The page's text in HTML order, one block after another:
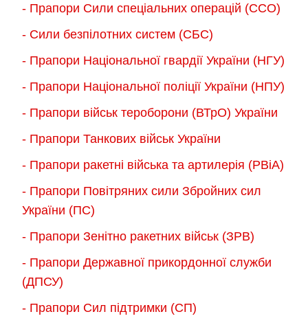
- Прапори Сили спеціальних операцій (ССО)
- Сили безпілотних систем (СБС)
- Прапори Національної гвардії України (НГУ)
- Прапори Національної поліції України (НПУ)
- Прапори військ тероборони (ВТрО) України
- Прапори Танкових військ України
- Прапори ракетні війська та артилерія (РВіА)
- Прапори Повітряних сили Збройних сил
України (ПС)
- Прапори Зенітно ракетних військ (ЗРВ)
- Прапори Державної прикордонної служби
(ДПСУ)
- Прапори Сил підтримки (СП)